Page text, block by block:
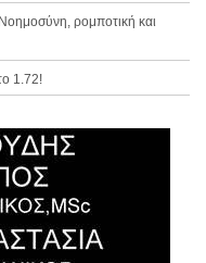
ρομποτική και
1.72!